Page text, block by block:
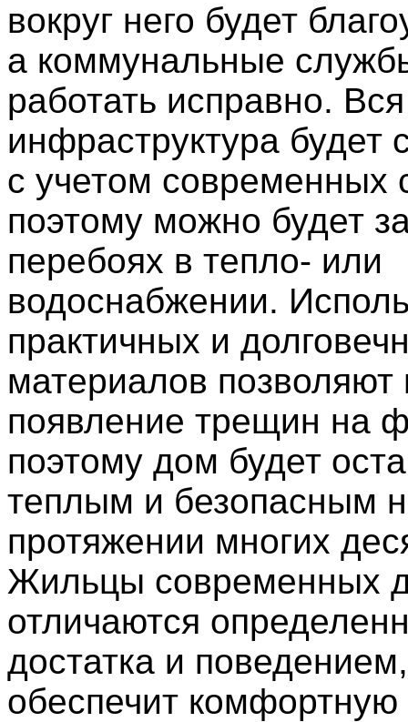
вокруг него будет
а коммунальные
работать исправно. Вся
инфраструктура будет
с учетом современных
поэтому можно будет
перебоях в тепло- или
водоснабжении.
практичных и
материалов позволяют
появление трещин на
поэтому дом будет
теплым и безопасным
протяжении многих
Жильцы современных
отличаются
достатка и
обеспечит комфортную